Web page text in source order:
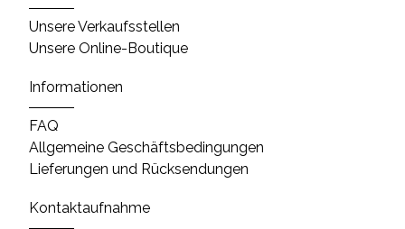
Unsere Verkaufsstellen
Unsere Online-Boutique
Informationen
FAQ
Allgemeine Geschäftsbedingungen
Lieferungen und Rücksendungen
Kontaktaufnahme